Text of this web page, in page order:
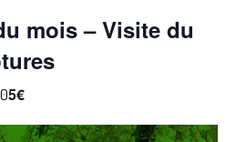
mois – Visite du
5€